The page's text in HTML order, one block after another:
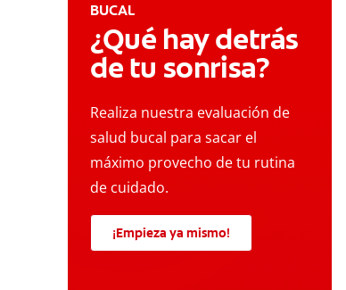
BUCAL
¿Qué hay detrás
de tu sonrisa?
Realiza nuestra evaluación de
salud bucal para sacar el
máximo provecho de tu rutina
de cuidado.
¡Empieza ya mismo!